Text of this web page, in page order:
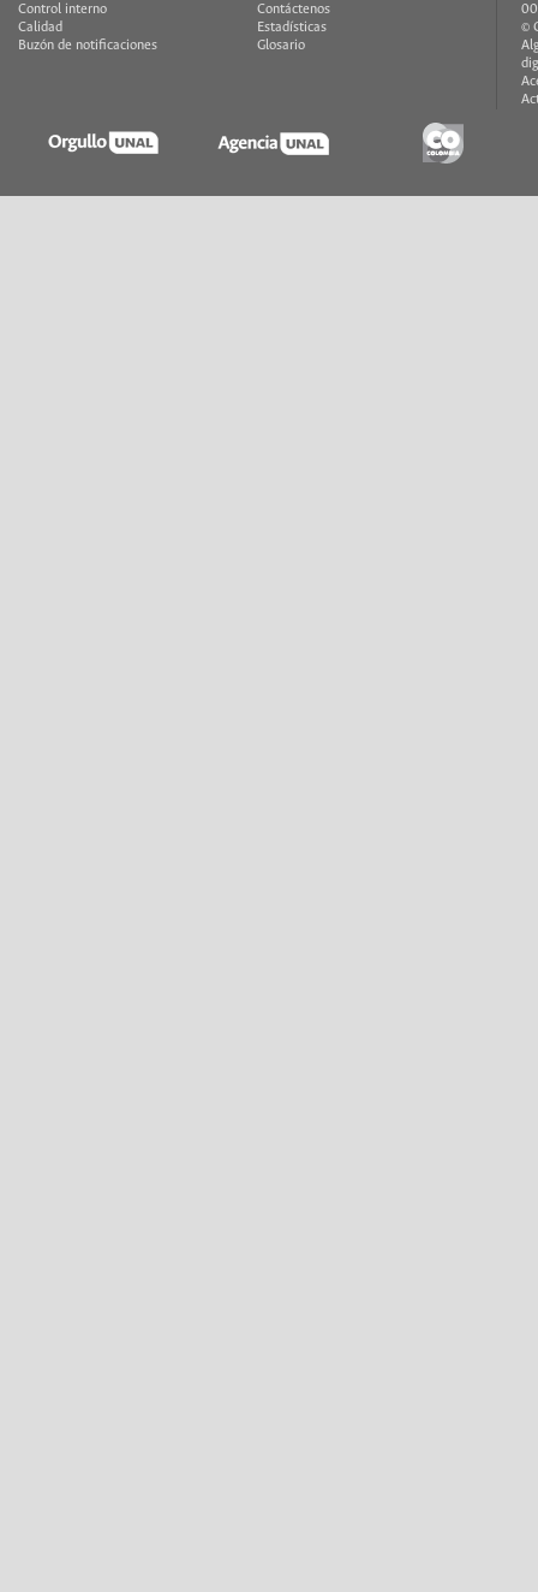
Control interno
Calidad
Buzón de notificaciones
Contáctenos
Estadísticas
Glosario
©